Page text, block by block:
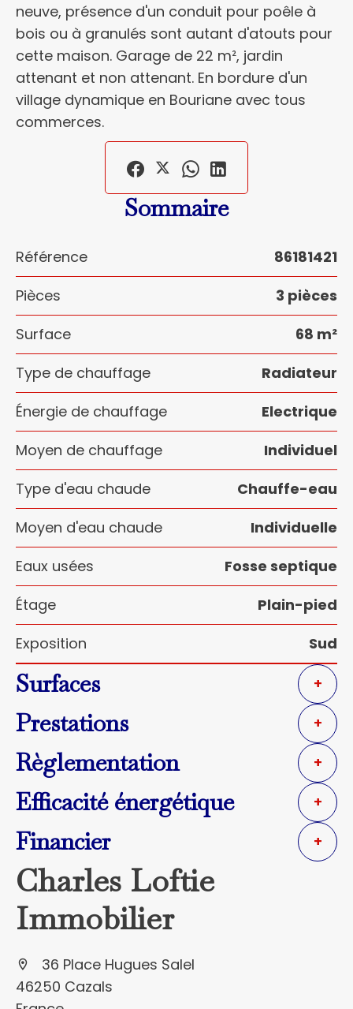
neuve, présence d'un conduit pour poêle à
bois ou à granulés sont autant d'atouts pour
cette maison. Garage de 22 m², jardin
attenant et non attenant. En bordure d'un
village dynamique en Bouriane avec tous
commerces.
Sommaire
Référence
86181421
Pièces
3 pièces
Surface
68 m²
Type de chauffage
Radiateur
Énergie de chauffage
Electrique
Moyen de chauffage
Individuel
Type d'eau chaude
Chauffe-eau
Moyen d'eau chaude
Individuelle
Eaux usées
Fosse septique
Étage
Plain-pied
Exposition
Sud
Surfaces +
Prestations +
Règlementation +
Efficacité énergétique +
Financier +
Charles Loftie
Immobilier
36 Place Hugues Salel
46250 Cazals